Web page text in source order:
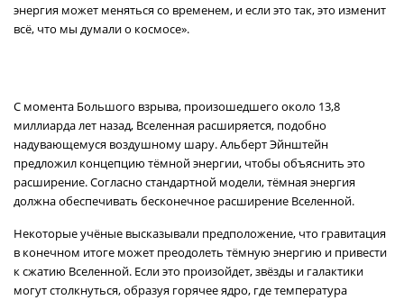
энергия может меняться со временем, и если это так, это изменит
всё, что мы думали о космосе».
С момента Большого взрыва, произошедшего около 13,8
миллиарда лет назад, Вселенная расширяется, подобно
надувающемуся воздушному шару. Альберт Эйнштейн
предложил концепцию тёмной энергии, чтобы объяснить это
расширение. Согласно стандартной модели, тёмная энергия
должна обеспечивать бесконечное расширение Вселенной.
Некоторые учёные высказывали предположение, что гравитация
в конечном итоге может преодолеть тёмную энергию и привести
к сжатию Вселенной. Если это произойдет, звёзды и галактики
могут столкнуться, образуя горячее ядро, где температура